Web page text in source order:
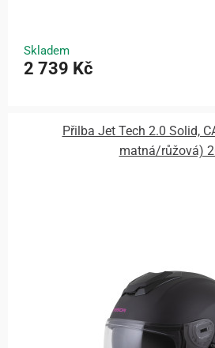
Skladem
2 739 Kč
Přilba Jet Tech 2.0 Solid,
matná/růžová)